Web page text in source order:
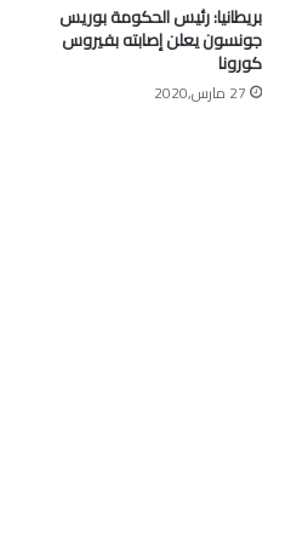
بريطانيا: رئيس الحكومة بوريس
جونسون يعلن إصابته بفيروس
كورونا
27 مارس,2020